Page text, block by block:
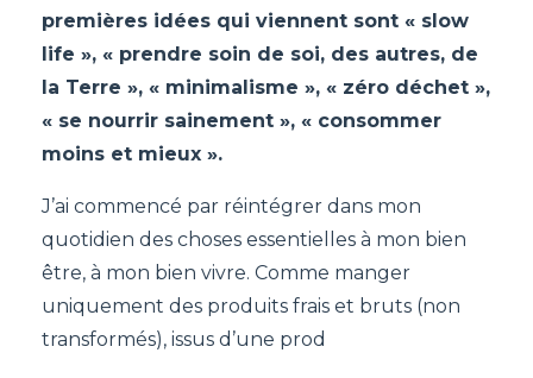
premières idées qui viennent sont « slow
life », « prendre soin de soi, des autres, de
la Terre », « minimalisme », « zéro déchet »,
« se nourrir sainement », « consommer
moins et mieux ».
J’ai commencé par réintégrer dans mon
quotidien des choses essentielles à mon bien
être, à mon bien vivre. Comme manger
uniquement des produits frais et bruts (non
transformés), issus d’une prod